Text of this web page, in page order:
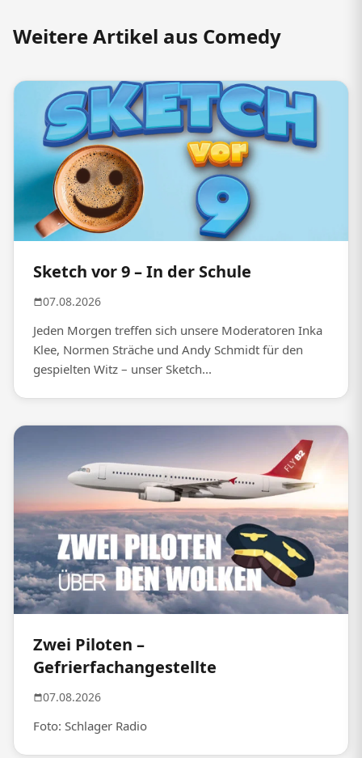
Weitere Artikel aus Comedy
Sketch vor 9 – In der Schule
07.08.2026
Jeden Morgen treffen sich unsere Moderatoren Inka
Klee, Normen Sträche und Andy Schmidt für den
gespielten Witz – unser Sketch...
Zwei Piloten –
Gefrierfachangestellte
07.08.2026
Foto: Schlager Radio